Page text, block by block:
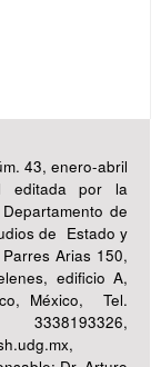
43, enero-abril
editada por la
de
de Estado y
Arias 150,
edificio A,
México, Tel.